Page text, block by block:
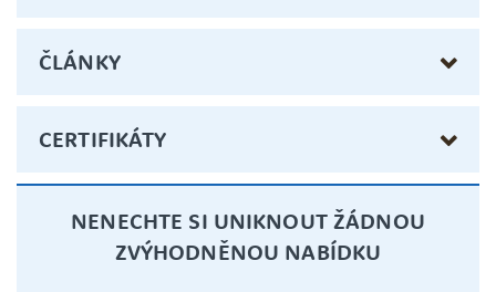
ČLÁNKY
CERTIFIKÁTY
NENECHTE SI UNIKNOUT ŽÁDNOU
ZVÝHODNĚNOU NABÍDKU